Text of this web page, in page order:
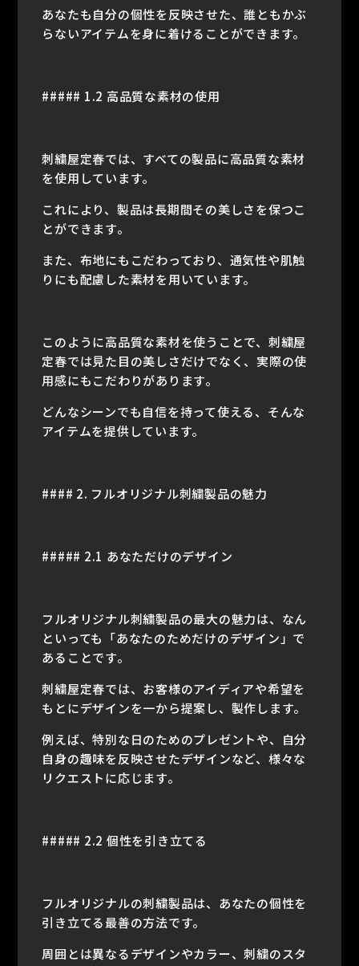
あなたも自分の個性を反映させた、誰ともかぶ
らないアイテムを身に着けることができます。
##### 1.2 高品質な素材の使用
刺繍屋定春では、すべての製品に高品質な素材
を使用しています。
これにより、製品は長期間その美しさを保つこ
とができます。
また、布地にもこだわっており、通気性や肌触
りにも配慮した素材を用いています。
このように高品質な素材を使うことで、刺繍屋
定春では見た目の美しさだけでなく、実際の使
用感にもこだわりがあります。
どんなシーンでも自信を持って使える、そんな
アイテムを提供しています。
#### 2. フルオリジナル刺繍製品の魅力
##### 2.1 あなただけのデザイン
フルオリジナル刺繍製品の最大の魅力は、なん
といっても「あなたのためだけのデザイン」で
あることです。
刺繍屋定春では、お客様のアイディアや希望を
もとにデザインを一から提案し、製作します。
例えば、特別な日のためのプレゼントや、自分
自身の趣味を反映させたデザインなど、様々な
リクエストに応じます。
##### 2.2 個性を引き立てる
フルオリジナルの刺繍製品は、あなたの個性を
引き立てる最善の方法です。
周囲とは異なるデザインやカラー、刺繍のスタ